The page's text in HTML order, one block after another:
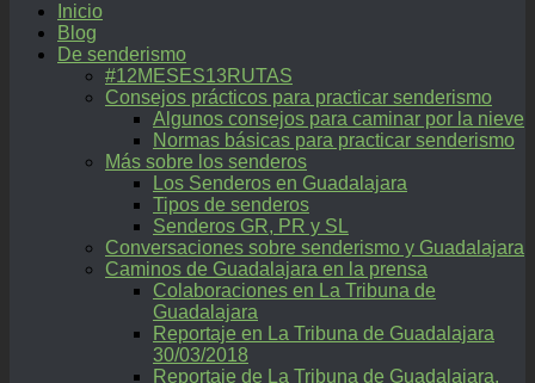
Inicio
Blog
De senderismo
#12MESES13RUTAS
Consejos prácticos para practicar senderismo
Algunos consejos para caminar por la nieve
Normas básicas para practicar senderismo
Más sobre los senderos
Los Senderos en Guadalajara
Tipos de senderos
Senderos GR, PR y SL
Conversaciones sobre senderismo y Guadalajara
Caminos de Guadalajara en la prensa
Colaboraciones en La Tribuna de
Guadalajara
Reportaje en La Tribuna de Guadalajara
30/03/2018
Reportaje de La Tribuna de Guadalajara,